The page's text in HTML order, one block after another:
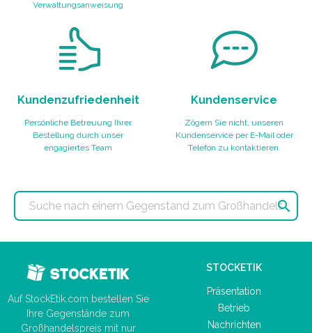
Verwaltungsanweisung
Kundenzufriedenheit
Persönliche Betreuung Ihrer
Bestellung durch unser
engagiertes Team
Kundenservice
Zögern Sie nicht, unseren
Kundenservice per E-Mail oder
Telefon zu kontaktieren.

Auf StockEtik.com bestellen Sie
Ihre Gegenstände zum
Großhandelspreis mit nur
STOCKETIK
Präsentation
Betrieb
Nachrichten